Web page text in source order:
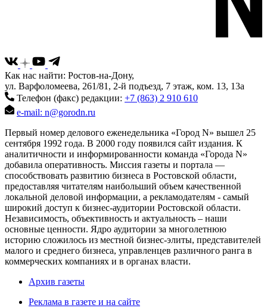
Как нас найти: Ростов-на-Дону,
ул. Варфоломеева, 261/81, 2-й подъезд, 7 этаж, ком. 13, 13а
Телефон (факс) редакции: +7 (863) 2 910 610
e-mail: n@gorodn.ru
Первый номер делового еженедельника «Город N» вышел 25
сентября 1992 года. В 2000 году появился сайт издания. К
аналитичности и информированности команда «Города N»
добавила оперативность. Миссия газеты и портала —
способствовать развитию бизнеса в Ростовской области,
предоставляя читателям наибольший объем качественной
локальной деловой информации, а рекламодателям - самый
широкий доступ к бизнес-аудитории Ростовской области.
Независимость, объективность и актуальность – наши
основные ценности. Ядро аудитории за многолетнюю
историю сложилось из местной бизнес-элиты, представителей
малого и среднего бизнеса, управленцев различного ранга в
коммерческих компаниях и в органах власти.
Архив газеты
Реклама в газете и на сайте